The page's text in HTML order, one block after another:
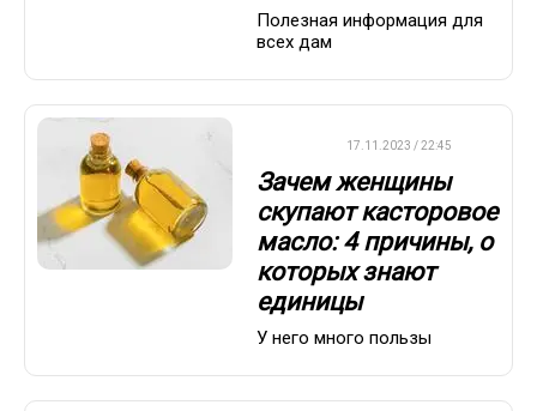
Полезная информация для
всех дам
17.11.2023 / 22:45
Зачем женщины
скупают касторовое
масло: 4 причины, о
которых знают
единицы
У него много пользы